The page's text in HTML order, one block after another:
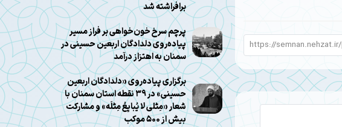
برافراشته شد
پرچم سرخ خون‌خواهی بر فراز مسیر
پیاده‌روی دلدادگان اربعین حسینی در
سمنان به اهتزاز درآمد
برگزاری پیاده‌روی «دلدادگان اربعین
حسینی» در ۳۹ نقطه استان سمنان با
شعار «مِثلی لا یُبایِعُ مِثلَه» و مشارکت
بیش از ۵۰۰ موکب